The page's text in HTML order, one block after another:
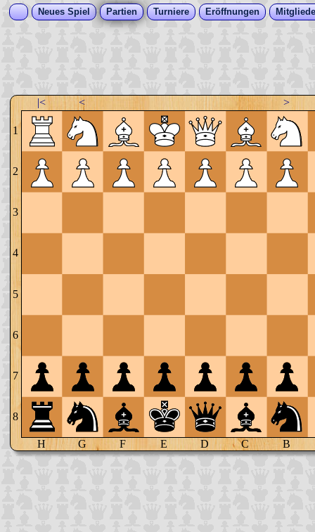
Neues Spiel Partien Turniere Eröffnungen
|< < >
1
2
3
4
5
6
7
8
H G F E D C B